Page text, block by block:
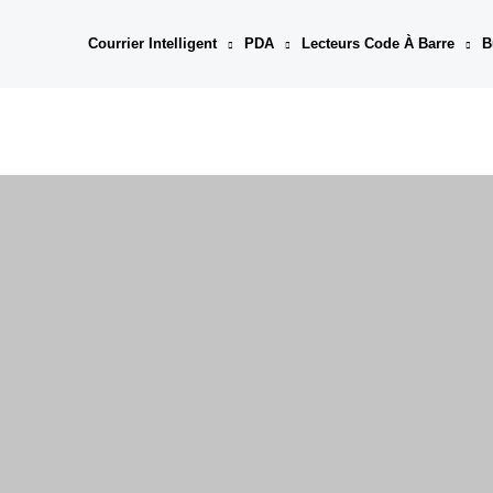
Courrier Intelligent PDA Lecteurs Code À Barre